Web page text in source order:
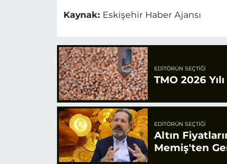
Kaynak: Eskişehir Haber Ajansı
EDITÖRÜN SEÇTIĞI
TMO 2026
EDITÖRÜN SEÇTIĞI
Altın
Memiş'ten